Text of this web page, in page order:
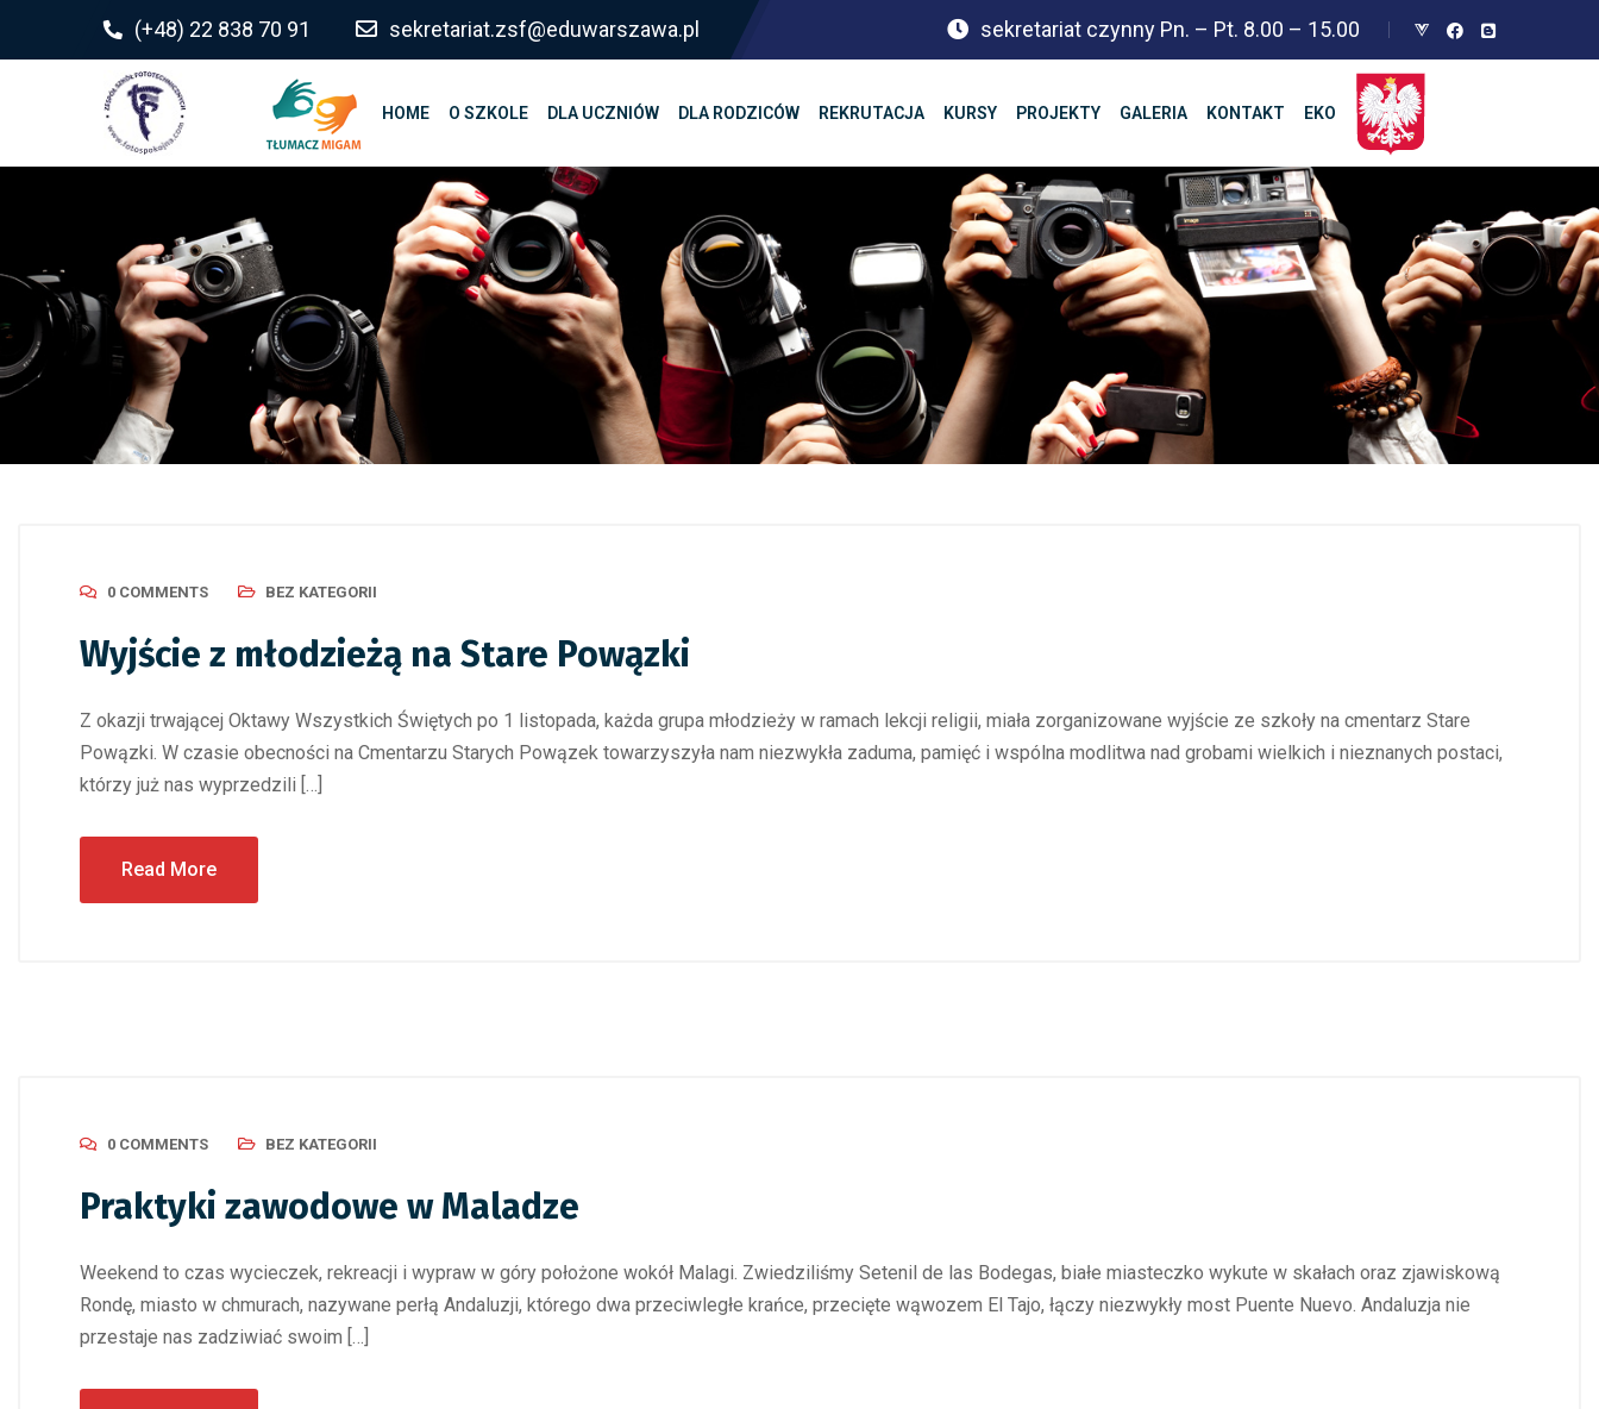
(+48) 22 838 70 91 sekretariat.zsf@eduwarszawa.pl sekretariat czynny Pn. – Pt. 8.00 – 15.00
HOME O SZKOLE DLA UCZNIÓW DLA RODZICÓW REKRUTACJA KURSY PROJEKTY GALERIA KONTAKT EKO
0 COMMENTS BEZ KATEGORII
Wyjście z młodzieżą na Stare Powązki
Z okazji trwającej Oktawy Wszystkich Świętych po 1 listopada, każda grupa młodzieży w ramach lekcji religii, miała zorganizowane wyjście ze szkoły na cmentarz Stare
Powązki. W czasie obecności na Cmentarzu Starych Powązek towarzyszyła nam niezwykła zaduma, pamięć i wspólna modlitwa nad grobami wielkich i nieznanych postaci,
którzy już nas wyprzedzili […]
Read More
0 COMMENTS BEZ KATEGORII
Praktyki zawodowe w Maladze
Weekend to czas wycieczek, rekreacji i wypraw w góry położone wokół Malagi. Zwiedziliśmy Setenil de las Bodegas, białe miasteczko wykute w skałach oraz zjawiskową
Rondę, miasto w chmurach, nazywane perłą Andaluzji, którego dwa przeciwległe krańce, przecięte wąwozem El Tajo, łączy niezwykły most Puente Nuevo. Andaluzja nie
przestaje nas zadziwiać swoim […]